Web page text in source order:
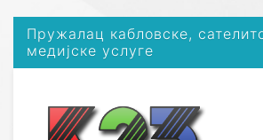
Пружалац кабловске,
медијске услуге